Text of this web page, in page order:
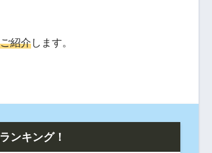
紹介します。
ンキング！